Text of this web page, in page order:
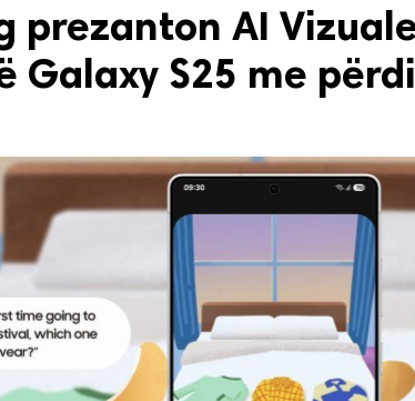
prezanton AI
Galaxy S25 me